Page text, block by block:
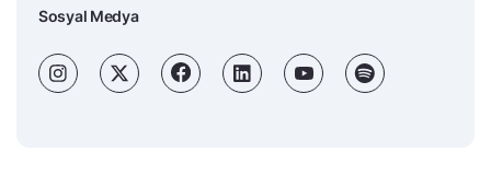
Sosyal Medya